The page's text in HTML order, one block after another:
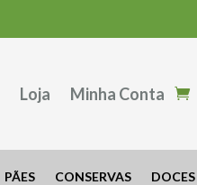
Loja Minha Conta
PÃES CONSERVAS DOCES